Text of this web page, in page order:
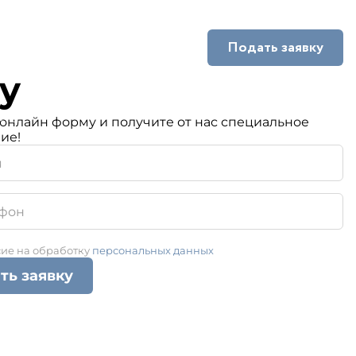
Подать заявку
форму и получите от нас специальное
на обработку персональных данных
заявку